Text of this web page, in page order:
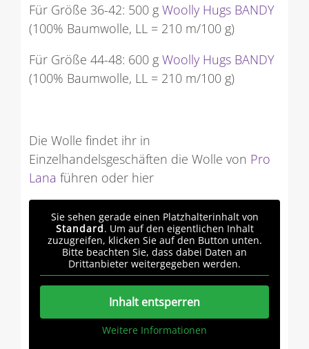
Für Größe 36-42: 500 g Woolly Hugs BANDY
(100% Baumwolle, LL = 210 m/100 g)
Für Größe 44-48: 600 g Woolly Hugs BANDY
(100% Baumwolle, LL = 210 m/100 g)
Die Wolle findet ihr in
Einzelhandelsgeschäften die Wolle von Pro
Lana führen oder hier
Sie sehen gerade einen Platzhalterinhalt von
Standard. Um auf den eigentlichen Inhalt
zuzugreifen, klicken Sie auf den Button unten.
Bitte beachten Sie, dass dabei Daten an
Drittanbieter weitergegeben werden.
Inhalt entsperren
Weitere Informationen